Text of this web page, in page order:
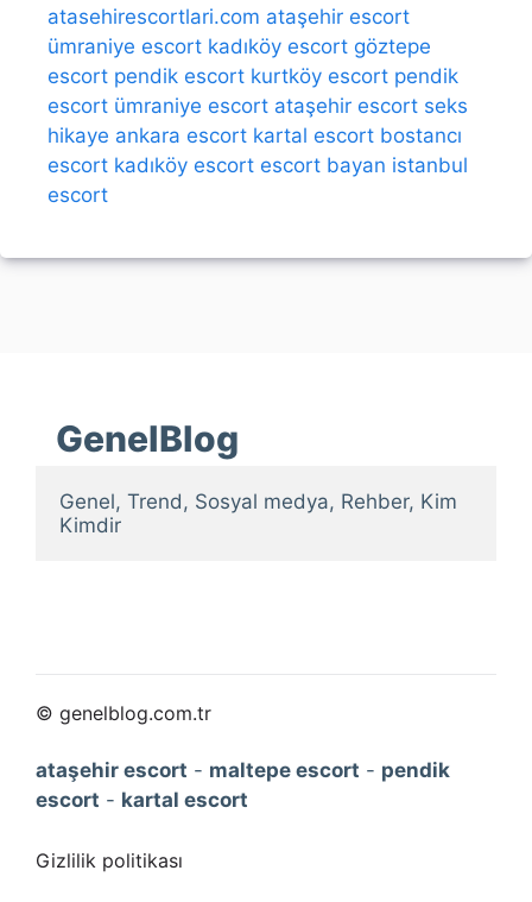
atasehirescortlari.com ataşehir escort
ümraniye escort kadıköy escort göztepe
escort pendik escort kurtköy escort pendik
escort ümraniye escort ataşehir escort seks
hikaye ankara escort kartal escort bostancı
escort kadıköy escort escort bayan istanbul
escort
GenelBlog
Genel, Trend, Sosyal medya, Rehber, Kim
Kimdir
© genelblog.com.tr
ataşehir escort - maltepe escort - pendik
escort - kartal escort
Gizlilik politikası